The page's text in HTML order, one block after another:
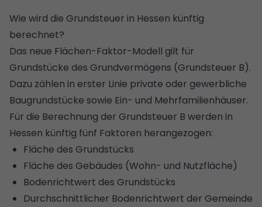
Wie wird die Grundsteuer in Hessen künftig
berechnet?
Das neue Flächen-Faktor-Modell gilt für
Grundstücke des Grundvermögens (Grundsteuer B).
Dazu zählen in erster Linie private oder gewerbliche
Baugrundstücke sowie Ein- und Mehrfamilienhäuser.
Für die Berechnung der Grundsteuer B werden in
Hessen künftig fünf Faktoren herangezogen:
Fläche des Grundstücks
Fläche des Gebäudes (Wohn- und Nutzfläche)
Bodenrichtwert des Grundstücks
Durchschnittlicher Bodenrichtwert der Gemeinde